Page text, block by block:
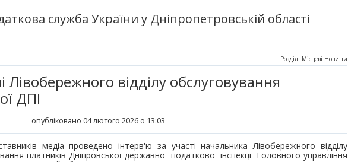
служба України у Дніпропетровській області
відділу обслуговування
ДПІ
опубліковано 04 лютого 2026 о 13:03
Розділ: Місцеві Новини
медіа проведено інтерв'ю за участі начальника Лівобережного відділу
платників Дніпровської державної податкової інспекції Головного управління